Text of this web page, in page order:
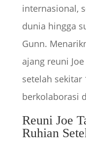
internasional,
dunia hingga
Gunn.
ajang reuni
setelah sekitar
berkolaborasi
Reuni Joe
Ruhian